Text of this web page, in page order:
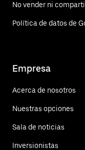
No vender ni
Política de datos de
Empresa
Acerca de nosotros
Nuestras opciones
Sala de noticias
Inversionistas